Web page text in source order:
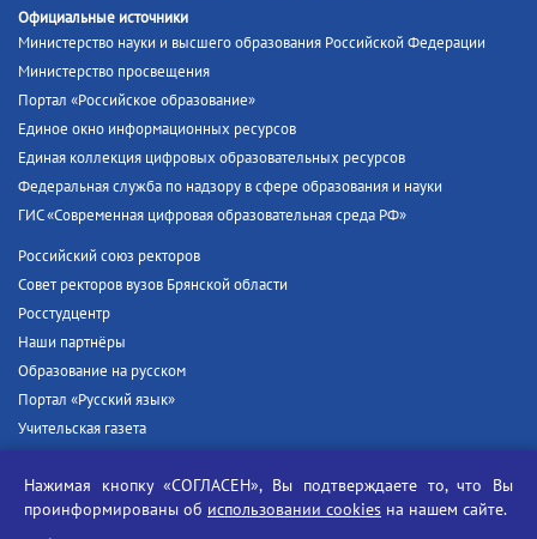
Официальные источники
Министерство науки и высшего образования Российской Федерации
Министерство просвещения
Портал «Российское образование»
Единое окно информационных ресурсов
Единая коллекция цифровых образовательных ресурсов
Федеральная служба по надзору в сфере образования и науки
ГИС «Современная цифровая образовательная среда РФ»
Российский союз ректоров
Совет ректоров вузов Брянской области
Росстудцентр
Наши партнёры
Образование на русском
Портал «Русский язык»
Учительская газета
Единый портал государственных услуг
Нажимая кнопку «СОГЛАСЕН», Вы подтверждаете то, что Вы
проинформированы об использовании cookies на нашем сайте.